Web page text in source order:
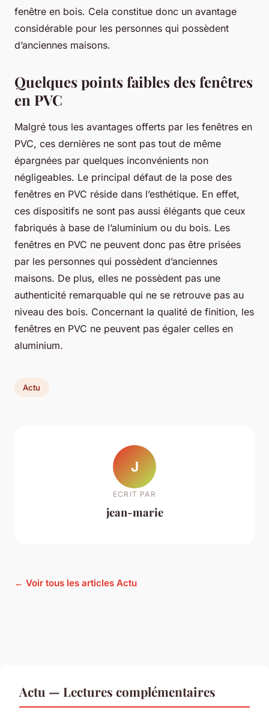
fenêtre en bois. Cela constitue donc un avantage
considérable pour les personnes qui possèdent
d’anciennes maisons.
Quelques points faibles des fenêtres
en PVC
Malgré tous les avantages offerts par les fenêtres en
PVC, ces dernières ne sont pas tout de même
épargnées par quelques inconvénients non
négligeables. Le principal défaut de la pose des
fenêtres en PVC réside dans l’esthétique. En effet,
ces dispositifs ne sont pas aussi élégants que ceux
fabriqués à base de l’aluminium ou du bois. Les
fenêtres en PVC ne peuvent donc pas être prisées
par les personnes qui possèdent d’anciennes
maisons. De plus, elles ne possèdent pas une
authenticité remarquable qui ne se retrouve pas au
niveau des bois. Concernant la qualité de finition, les
fenêtres en PVC ne peuvent pas égaler celles en
aluminium.
Actu
J
ECRIT PAR
jean-marie
← Voir tous les articles Actu
Actu — Lectures complémentaires